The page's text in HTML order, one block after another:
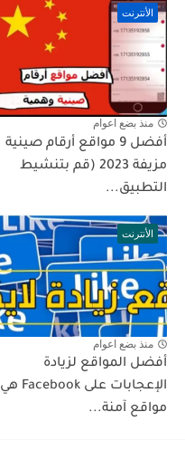
الأنترنت
منذ بضع اعوام
أفضل 9 مواقع أرقام صينية
مزيفة 2023 (قم بتنشيط
التطبيق...
الأنترنت
منذ بضع اعوام
أفضل المواقع لزيادة
الإعجابات على Facebook هي
مواقع آمنة...